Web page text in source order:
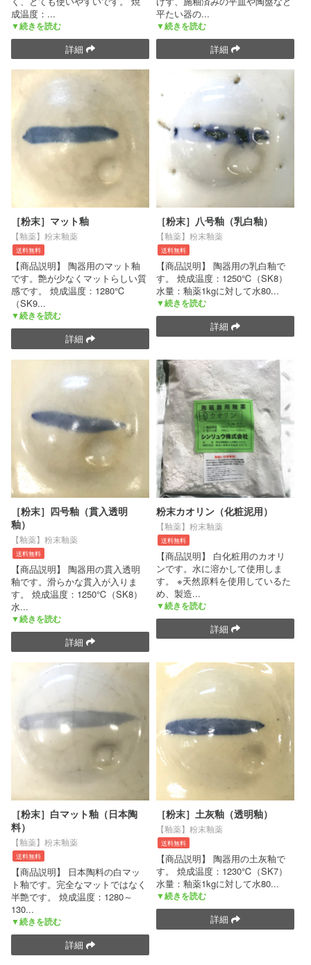
成温度： ...
▼続きを読む
詳細
平たい器の...
▼続きを読む
詳細
［粉末］マット釉
【釉薬】粉末釉薬
送料無料
【商品説明】 陶器用のマット釉
です。艶が少なくマットらしい質
感です。 焼成温度：1280℃
（SK9...
▼続きを読む
詳細
［粉末］八号釉（乳白釉）
【釉薬】粉末釉薬
送料無料
【商品説明】 陶器用の乳白釉で
す。 焼成温度：1250℃（SK8）
水量：釉薬1kgに対して水80...
▼続きを読む
詳細
［粉末］四号釉（貫入透明
釉）
【釉薬】粉末釉薬
送料無料
【商品説明】 陶器用の貫入透明
釉です。滑らかな貫入が入りま
す。 焼成温度：1250℃（SK8）
水...
▼続きを読む
詳細
粉末カオリン（化粧泥用）
【釉薬】粉末釉薬
送料無料
【商品説明】 白化粧用のカオリ
ンです。水に溶かして使用しま
す。 ※天然原料を使用しているた
め、製造...
▼続きを読む
詳細
［粉末］白マット釉（日本陶
料）
【釉薬】粉末釉薬
送料無料
【商品説明】 日本陶料の白マッ
ト釉です。完全なマットではなく
半艶です。 焼成温度：1280～
130...
▼続きを読む
詳細
［粉末］土灰釉（透明釉）
【釉薬】粉末釉薬
送料無料
【商品説明】 陶器用の土灰釉で
す。 焼成温度：1230℃（SK7）
水量：釉薬1kgに対して水80...
▼続きを読む
詳細